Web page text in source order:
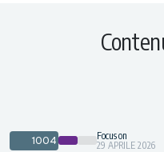
1004
Focus on
29 APRILE 2026